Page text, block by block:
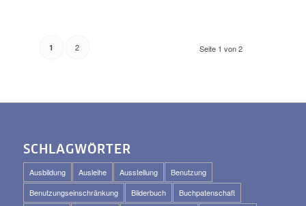
Seite 1 von 2
1 2
SCHLAGWÖRTER
Ausbildung Ausleihe Ausstellung
Benutzung
Benutzungseinschränkung
Bilderbuch
Buchpatenschaft